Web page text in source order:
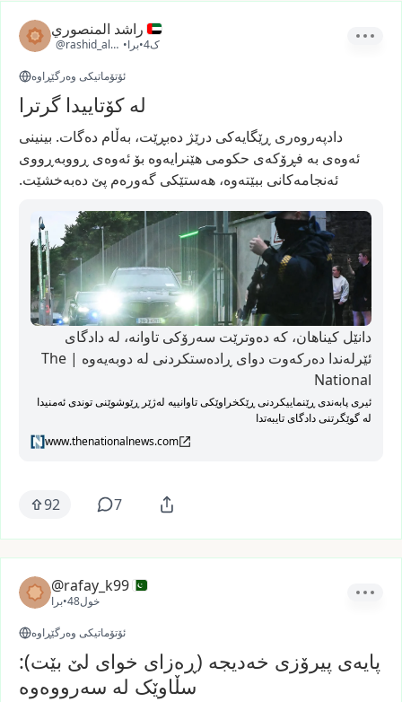
راشد المنصوري
@rashid_almansoori1
•برا• 4ک
ئۆتۆماتیکی وەرگێڕاوە
لە کۆتاییدا گرترا
دادپەروەری ڕێگایەکی درێژ دەبڕێت، بەڵام دەگات. بینینی
ئەوەی بە فڕۆکەی حکومی هێنرایەوە بۆ ئەوەی ڕووبەڕووی
ئەنجامەکانی ببێتەوە، هەستێکی گەورەم پێ دەبەخشێت.
دانێل کیناهان، کە دەوترێت سەرۆکی تاوانە، لە دادگای
ئێرلەندا دەرکەوت دوای ڕادەستکردنی لە دوبەیەوە | The
National
ئیری پابەندی ڕێنماییکردنی ڕێکخراوێکی تاوانییە لەژێر ڕێوشوێنی توندی ئەمنیدا
لە گوێگرتنی دادگای تایبەتدا
www.thenationalnews.com
92 7
@rafay_k99
برا• 48خول
ئۆتۆماتیکی وەرگێڕاوە
پایەی پیرۆزی خەدیجە (ڕەزای خوای لێ بێت):
سڵاوێک لە سەرووەوە